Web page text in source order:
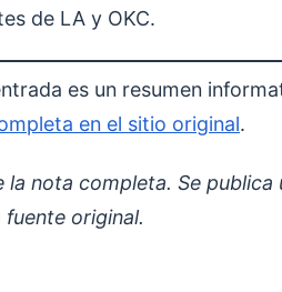
de LA y OKC.
es un resumen
en el sitio original.
la nota completa. Se
original.